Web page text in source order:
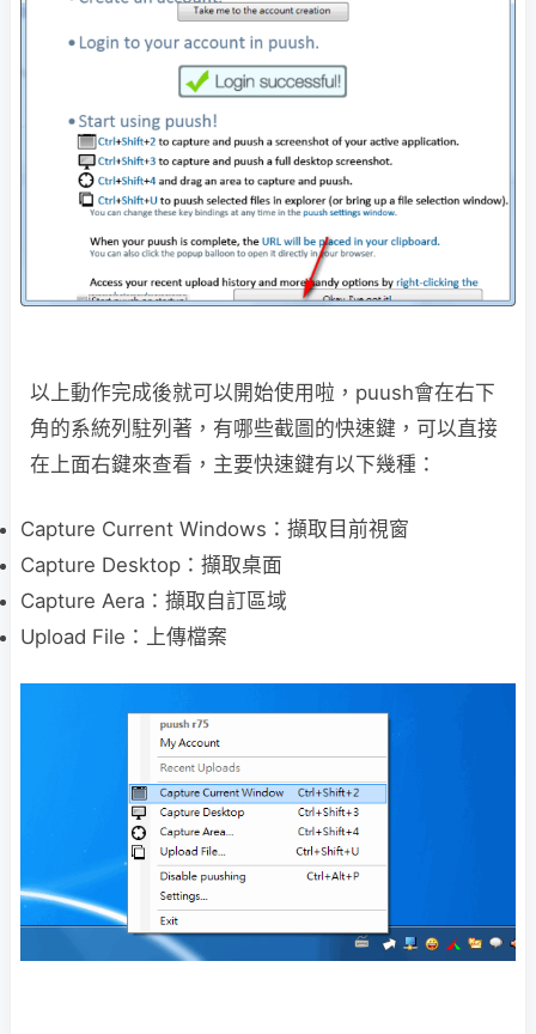
以上動作完成後就可以開始使用啦，puush會在右下
角的系統列駐列著，有哪些截圖的快速鍵，可以直接
在上面右鍵來查看，主要快速鍵有以下幾種：
Capture Current Windows：擷取目前視窗
Capture Desktop：擷取桌面
Capture Aera：擷取自訂區域
Upload File：上傳檔案